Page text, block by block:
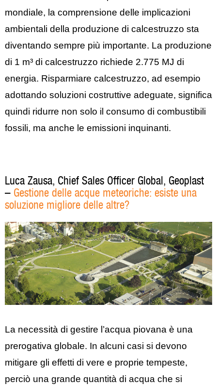
mondiale, la comprensione delle implicazioni
ambientali della produzione di calcestruzzo sta
diventando sempre più importante. La produzione
di 1 m³ di calcestruzzo richiede 2.775 MJ di
energia. Risparmiare calcestruzzo, ad esempio
adottando soluzioni costruttive adeguate, significa
quindi ridurre non solo il consumo di combustibili
fossili, ma anche le emissioni inquinanti.
Luca Zausa, Chief Sales Officer Global, Geoplast
– Gestione delle acque meteoriche: esiste una
soluzione migliore delle altre?
La necessità di gestire l’acqua piovana è una
prerogativa globale. In alcuni casi si devono
mitigare gli effetti di vere e proprie tempeste,
perciò una grande quantità di acqua che si